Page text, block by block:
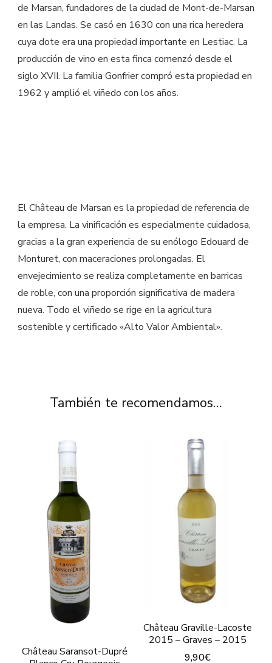
de Marsan, fundadores de la ciudad de Mont-de-Marsan
en las Landas. Se casó en 1630 con una rica heredera
cuya dote era una propiedad importante en Lestiac. La
producción de vino en esta finca comenzó desde el
siglo XVII. La familia Gonfrier compró esta propiedad en
1962 y amplió el viñedo con los años.
El Château de Marsan es la propiedad de referencia de
la empresa. La vinificación es especialmente cuidadosa,
gracias a la gran experiencia de su enólogo Edouard de
Monturet, con maceraciones prolongadas. El
envejecimiento se realiza completamente en barricas
de roble, con una proporción significativa de madera
nueva. Todo el viñedo se rige en la agricultura
sostenible y certificado «Alto Valor Ambiental».
También te recomendamos…
Château Saransot-Dupré
Château Graville-Lacoste
2015 – Graves – 2015
9,90€